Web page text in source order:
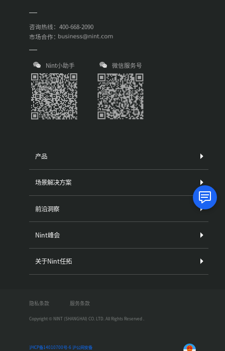
咨询热线：400-668-2090
市场合作：
Nint小助手 微信服务号
产品
场景解决方案
前沿洞察
Nint峰会
关于Nint任拓
Copyright © NINT (SHANGHAI) CO. LTD. All Rights Reserved .
沪ICP备14010700号-6 沪公网安备
隐私条款 服务条款